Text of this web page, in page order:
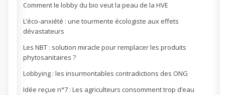
Comment le lobby du bio veut la peau de la HVE
L’éco-anxiété : une tourmente écologiste aux effets
dévastateurs
Les NBT : solution miracle pour remplacer les produits
phytosanitaires ?
Lobbying : les insurmontables contradictions des ONG
Idée reçue n°7 : Les agriculteurs consomment trop d’eau